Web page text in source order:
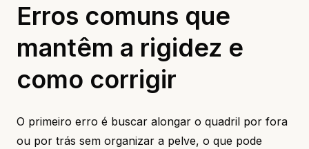
Erros comuns que
mantêm a rigidez e
como corrigir
O primeiro erro é buscar alongar o quadril por fora
ou por trás sem organizar a pelve, o que pode